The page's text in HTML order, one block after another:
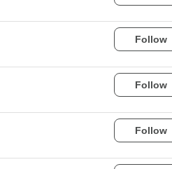
Follow
Follow
Follow